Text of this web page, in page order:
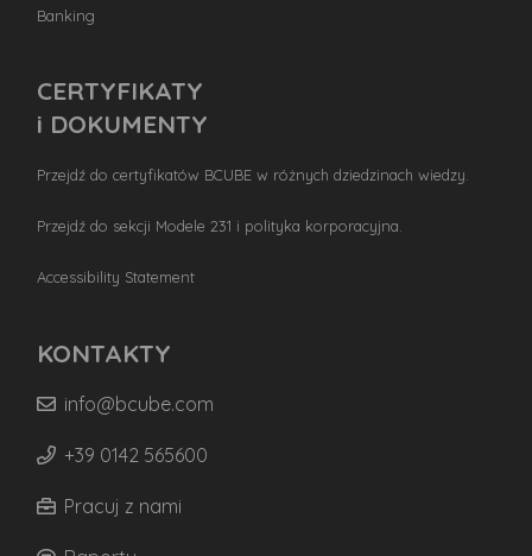
Banking
CERTYFIKATY
i DOKUMENTY
Przejdź do certyfikatów BCUBE w różnych dziedzinach wiedzy.
Przejdź do sekcji Modele 231 i polityka korporacyjna.
Accessibility Statement
KONTAKTY
info@bcube.com
+39 0142 565600
Pracuj z nami